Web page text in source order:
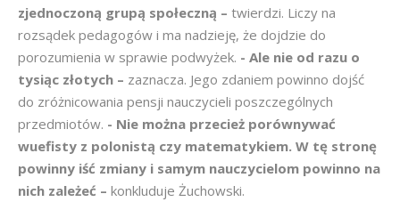
zjednoczoną grupą społeczną – twierdzi. Liczy na
rozsądek pedagogów i ma nadzieję, że dojdzie do
porozumienia w sprawie podwyżek. - Ale nie od razu o
tysiąc złotych – zaznacza. Jego zdaniem powinno dojść
do zróżnicowania pensji nauczycieli poszczególnych
przedmiotów. - Nie można przecież porównywać
wuefisty z polonistą czy matematykiem. W tę stronę
powinny iść zmiany i samym nauczycielom powinno na
nich zależeć – konkluduje Żuchowski.